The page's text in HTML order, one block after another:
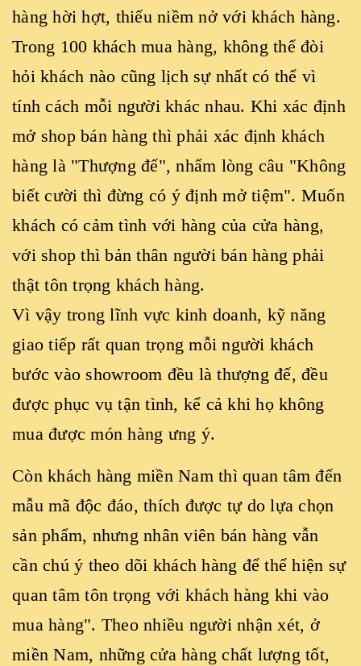
hàng hời hợt, thiếu niềm nở với khách hàng.
Trong 100 khách mua hàng, không thể đòi
hỏi khách nào cũng lịch sự nhất có thể vì
tính cách mỗi người khác nhau. Khi xác định
mở shop bán hàng thì phải xác định khách
hàng là "Thượng đế", nhẩm lòng câu "Không
biết cười thì đừng có ý định mở tiệm". Muốn
khách có cảm tình với hàng của cửa hàng,
với shop thì bản thân người bán hàng phải
thật tôn trọng khách hàng.
Vì vậy trong lĩnh vực kinh doanh, kỹ năng
giao tiếp rất quan trọng mỗi người khách
bước vào showroom đều là thượng đế, đều
được phục vụ tận tình, kể cả khi họ không
mua được món hàng ưng ý.
Còn khách hàng miền Nam thì quan tâm đến
mẫu mã độc đáo, thích được tự do lựa chọn
sản phẩm, nhưng nhân viên bán hàng vẫn
cần chú ý theo dõi khách hàng để thể hiện sự
quan tâm tôn trọng với khách hàng khi vào
mua hàng". Theo nhiều người nhận xét, ở
miền Nam, những cửa hàng chất lượng tốt,